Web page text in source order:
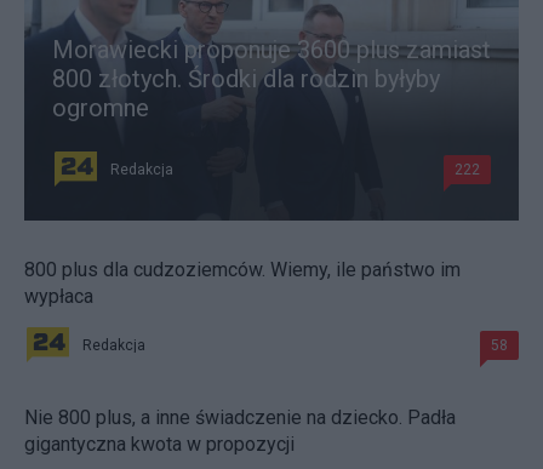
Morawiecki proponuje 3600 plus zamiast
800 złotych. Środki dla rodzin byłyby
ogromne
Redakcja 222
800 plus dla cudzoziemców. Wiemy, ile państwo im
wypłaca
Redakcja 58
Nie 800 plus, a inne świadczenie na dziecko. Padła
gigantyczna kwota w propozycji